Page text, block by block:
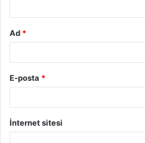
Ad *
E-posta *
İnternet sitesi